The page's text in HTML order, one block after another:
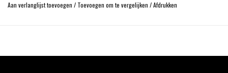
Aan verlanglijst toevoegen / Toevoegen om te vergelijken /Afdrukken